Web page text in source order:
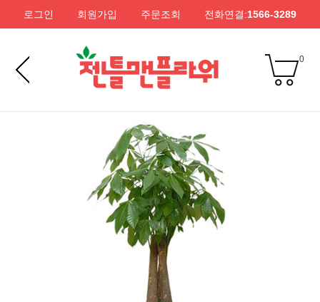
로그인 회원가입 주문조회 전화연결:1566-3289
0